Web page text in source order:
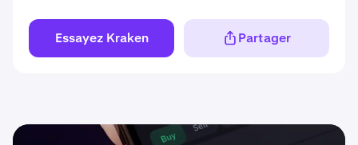
Essayez Kraken Partager